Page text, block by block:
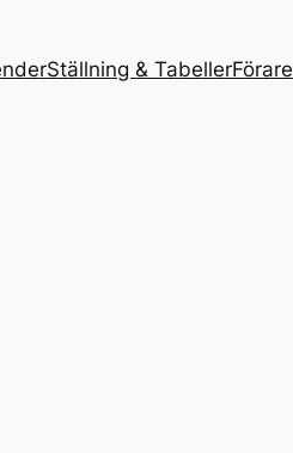
Ställning & TabellerFörare